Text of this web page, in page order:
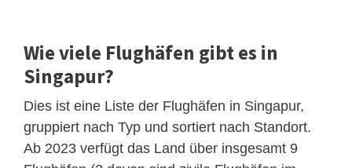
Wie viele Flughäfen gibt es in
Singapur?
Dies ist eine Liste der Flughäfen in Singapur,
gruppiert nach Typ und sortiert nach Standort.
Ab 2023 verfügt das Land über insgesamt 9